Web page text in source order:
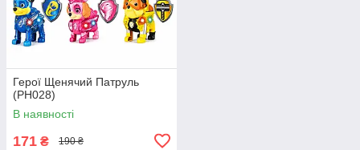
Герої Щенячий Патруль
(PH028)
В наявності
171 ₴ 190 ₴